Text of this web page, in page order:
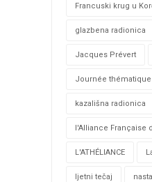
Francuski krug u
glazbena radionica
Jacques Prévert
Journée thématique
kazališna radionica
l'Alliance Française
L'ATHÉLIANCE
ljetni tečaj